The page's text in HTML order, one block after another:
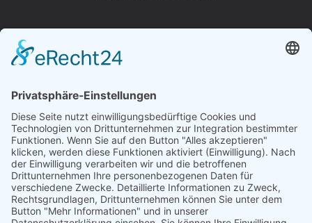
leistungen
Energie
Autarkie
Strategie
unternehmen
Jobs
Ansprechpartner
Referenzen
Events & Messen